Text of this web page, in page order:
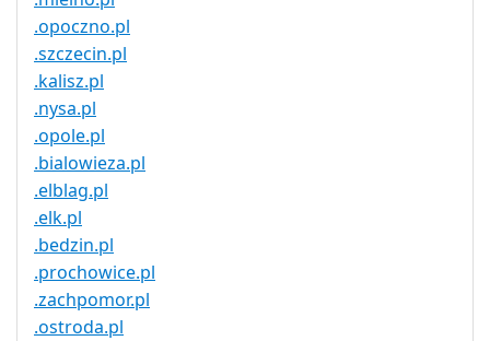
.opoczno.pl
.szczecin.pl
.kalisz.pl
.nysa.pl
.opole.pl
.bialowieza.pl
.elblag.pl
.elk.pl
.bedzin.pl
.prochowice.pl
.zachpomor.pl
.ostroda.pl